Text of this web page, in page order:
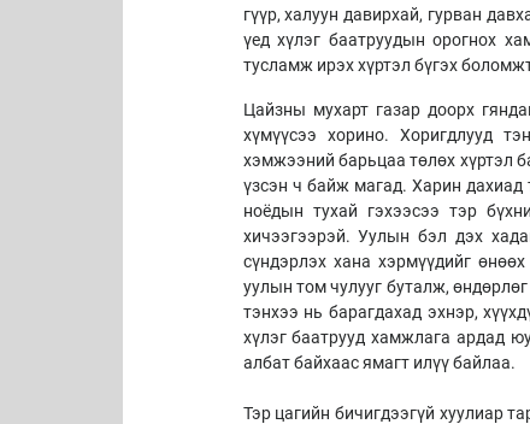
гүүр, халуун давирхай, гурван
үед хүлэг баатруудын орогнох
тусламж ирэх хүртэл бүгэх
Цайзны мухарт газар доорх
хүмүүсээ хорино. Хоригдлууд
хэмжээний барьцаа төлөх хүртэл
үзсэн ч байж магад. Харин дахиад
ноёдын тухай гэхээсээ тэр
хичээгээрэй. Уулын бэл дэх
сүндэрлэх хана хэрмүүдийг
уулын том чулууг буталж,
тэнхээ нь барагдахад эхнэр,
хүлэг баатрууд хамжлага ардад
албат байхаас ямагт илүү байлаа.
Тэр цагийн бичигдээгүй хуулиар